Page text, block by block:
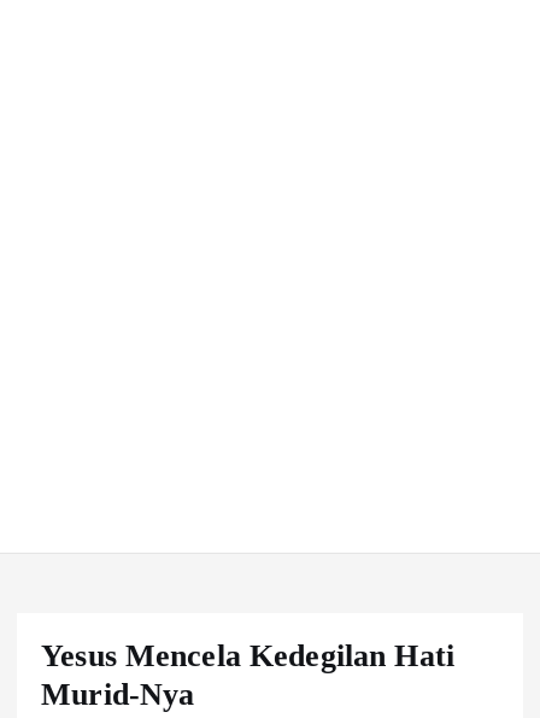
Yesus Mencela Kedegilan Hati
Murid-Nya